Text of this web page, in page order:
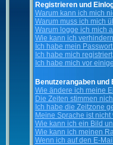
Registrieren und
Warum kann ich mich
Warum muss ich mich
Warum logge ich mich
Wie kann ich
Ich habe mein
Ich habe mich
Ich habe mich vor
Benutzerangaben und
Wie ändere ich meine
Die Zeiten stimmen
Ich habe die Zeitzone
Meine Sprache ist nicht
Wie kann ich ein Bild
Wie kann ich meinen
Wenn ich auf den E-